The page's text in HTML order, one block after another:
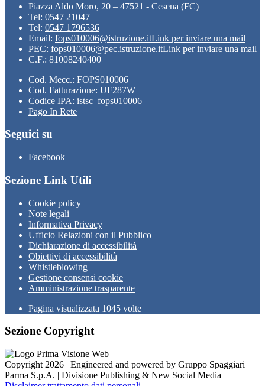
Piazza Aldo Moro, 20 – 47521 - Cesena (FC)
Tel: 0547 21047
Tel: 0547 1796536
Email: fops010006@istruzione.itLink per inviare una mail
PEC: fops010006@pec.istruzione.itLink per inviare una mail
C.F.: 81008240400
Cod. Mecc.: FOPS010006
Cod. Fatturazione: UF287W
Codice IPA: istsc_fops010006
Pago In Rete
Seguici su
Facebook
Sezione Link Utili
Cookie policy
Note legali
Informativa Privacy
Ufficio Relazioni con il Pubblico
Dichiarazione di accessibilità
Obiettivi di accessibilità
Whistleblowing
Gestione consensi cookie
Amministrazione trasparente
Pagina visualizzata 1045 volte
Sezione Copyright
Copyright 2026 | Engineered and powered by Gruppo Spaggiari
Parma S.p.A. | Divisione Publishing & New Social Media